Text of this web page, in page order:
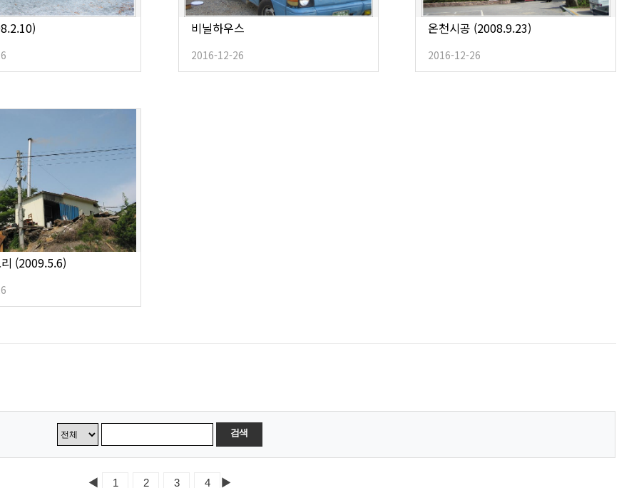
비닐하우스
2016-12-26
온천시공 (2008.9.23)
2016-12-26
(2009.5.6)
검색
◀ 1 2 3 4 ▶